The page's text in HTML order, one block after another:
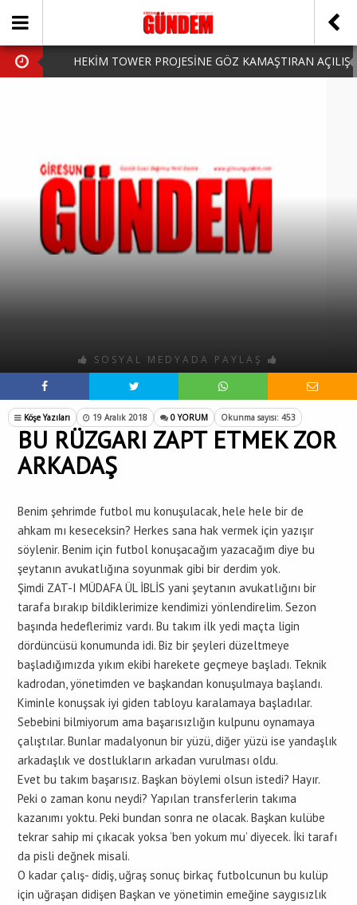
HEKİM TOWER PROJESİNE GÖZ KAMAŞTIRAN AÇILIŞ
HARUN CİCİ: VİDEOYU GÖRÜNCE GÖZLERİM DOLDU
SOSYAL MEDYADA PAYLAŞ
Köşe Yazıları 19 Aralık 2018 0 YORUM Okunma sayısı: 453
BU RÜZGARI ZAPT ETMEK ZOR
ARKADAŞ
Benim şehrimde futbol mu konuşulacak, hele hele bir de
ahkam mı keseceksin? Herkes sana hak vermek için yazışır
söylenir. Benim için futbol konuşacağım yazacağım diye bu
şeytanın avukatlığına soyunmak gibi bir derdim yok.
Şimdi ZAT-I MÜDAFA ÜL İBLİS yani şeytanın avukatlığını bir
tarafa bırakıp bildiklerimize kendimizi yönlendirelim. Sezon
başında hedeflerimiz vardı. Bu takım ilk yedi maçta ligin
dördüncüsü konumunda idi. Biz bir şeyleri düzeltmeye
başladığımızda yıkım ekibi harekete geçmeye başladı. Teknik
kadrodan, yönetimden ve başkandan konuşulmaya başlandı.
Kiminle konuşsak iyi giden tabloyu karalamaya başladılar.
Sebebini bilmiyorum ama başarısızlığın kulpunu oynamaya
çalıştılar. Bunlar madalyonun bir yüzü, diğer yüzü ise yandaşlık
arkadaşlık ve dostlukların arkadan vurulması oldu.
Evet bu takım başarısız. Başkan böylemi olsun istedi? Hayır.
Peki o zaman konu neydi? Yapılan transferlerin takıma
kazanımı yoktu. Peki bundan sonra ne olacak. Başkan kulübe
tekrar sahip mi çıkacak yoksa ‘ben yokum mu’ diyecek. İki tarafı
da pisli değnek misali.
O kadar çalış- didiş, uğraş sonuç birkaç futbolcunun bu kulüp
için uğraşan didişen Başkan ve yönetimin emeğine saygısızlık